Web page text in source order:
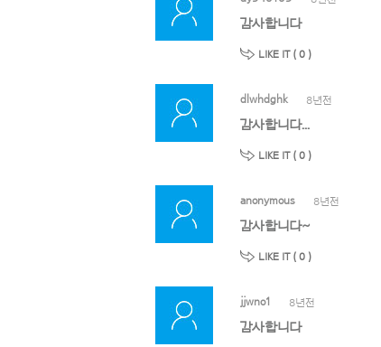
감사합니다
LIKE IT ( 0 )
dlwhdghk 8년전
감사합니다...
LIKE IT ( 0 )
anonymous 8년전
감사합니다~
LIKE IT ( 0 )
jjwno1 8년전
감사합니다